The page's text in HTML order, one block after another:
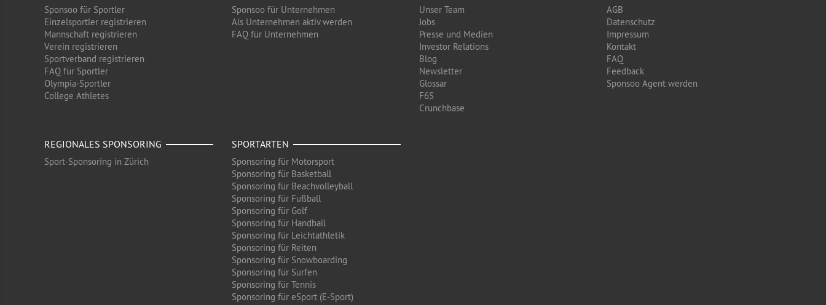
Sponsoo für Sportler
Einzelsportler registrieren
Mannschaft registrieren
Verein registrieren
Sportverband registrieren
FAQ für Sportler
Olympia-Sportler
College Athletes
Sponsoo für Unternehmen
Als Unternehmen aktiv werden
FAQ für Unternehmen
Unser Team
Jobs
Presse und Medien
Investor Relations
Blog
Newsletter
Glossar
F6S
Crunchbase
AGB
Datenschutz
Impressum
Kontakt
FAQ
Feedback
Sponsoo Agent werden
REGIONALES SPONSORING
Sport-Sponsoring in Zürich
SPORTARTEN
Sponsoring für Motorsport
Sponsoring für Basketball
Sponsoring für Beachvolleyball
Sponsoring für Fußball
Sponsoring für Golf
Sponsoring für Handball
Sponsoring für Leichtathletik
Sponsoring für Reiten
Sponsoring für Snowboarding
Sponsoring für Surfen
Sponsoring für Tennis
Sponsoring für eSport (E-Sport)